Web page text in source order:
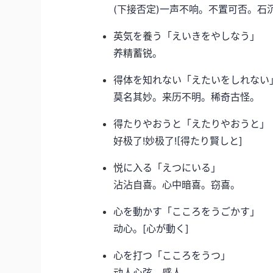
(下接否定)一声不响。不置可否。石
英気を養う「えいきをやしなう」
养精蓄锐。
得体を知れない「えたいをしれない」
莫名其妙。来历不明。稀奇古怪。
得たりやおうと「えたりやおうと」
好极了!妙极了![得たり賢しと]
悦に入る「えつにいる」
沾沾自喜。心中暗喜。窃喜。
心を動かす「こころをうごかす」
动心。[心が動く]
心を打つ「こころをうつ」